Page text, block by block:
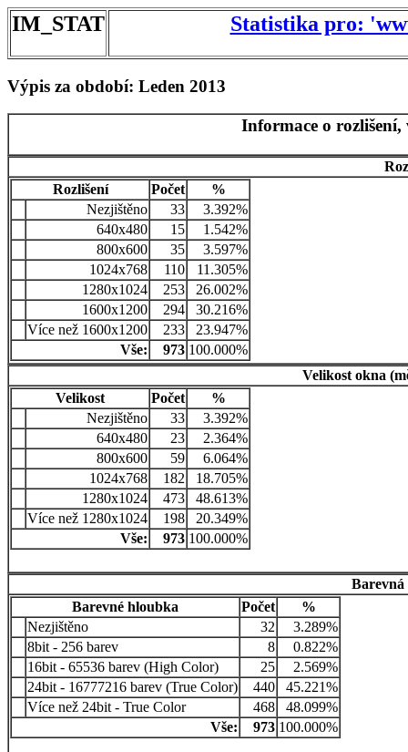
IM_STAT Statistika pro:
Výpis za období: Leden 2013
Informace o
Rozlišení
Počet
%
Nezjištěno
33
3.392%
640x480
15
1.542%
800x600
35
3.597%
1024x768
110
11.305%
1280x1024
253
26.002%
1600x1200
294
30.216%
Více než 1600x1200
233
23.947%
Vše:
973 100.000%
Velikost okna
Velikost
Počet
%
Nezjištěno
33
3.392%
640x480
23
2.364%
800x600
59
6.064%
1024x768
182
18.705%
1280x1024
473
48.613%
Více než 1280x1024
198
20.349%
Vše:
973 100.000%
Barevná
Barevné hloubka
Počet
%
Nezjištěno
32
3.289%
8bit - 256 barev
8
0.822%
16bit - 65536 barev (High Color)
25
2.569%
24bit - 16777216 barev (True Color)
440
45.221%
Více než 24bit - True Color
468
48.099%
Vše:
973 100.000%